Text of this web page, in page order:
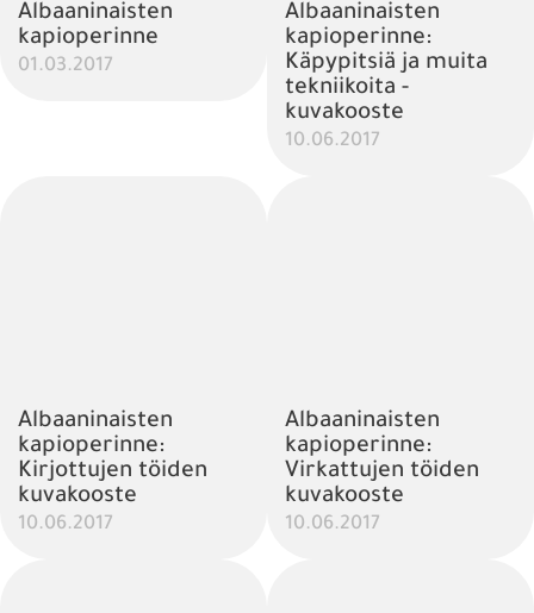
Albaaninaisten
kapioperinne
01.03.2017
Albaaninaisten
kapioperinne:
Käpypitsiä ja muita
tekniikoita -
kuvakooste
10.06.2017
Albaaninaisten
kapioperinne:
Kirjottujen töiden
kuvakooste
10.06.2017
Albaaninaisten
kapioperinne:
Virkattujen töiden
kuvakooste
10.06.2017